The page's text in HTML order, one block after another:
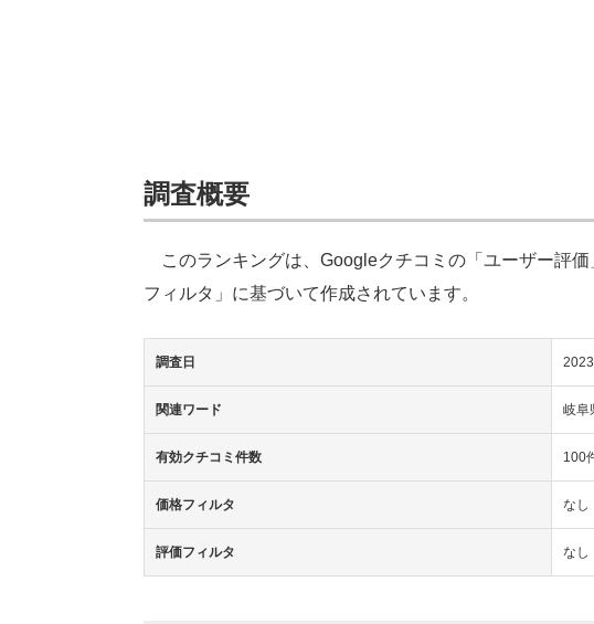
調査概要
このランキングは、Googleクチコミの「ユーザー評
フィルタ」に基づいて作成されています。
調査日
関連ワード 岐阜
有効クチコミ件数 100
価格フィルタ なし
評価フィルタ なし